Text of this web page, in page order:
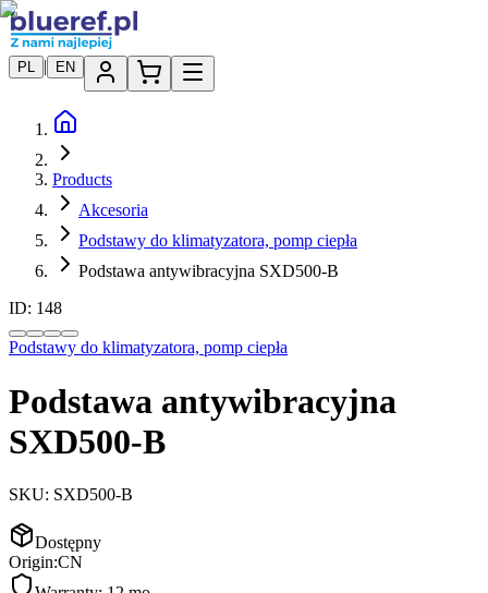
PL | EN
Products
Akcesoria
Podstawy do klimatyzatora, pomp ciepła
Podstawa antywibracyjna SXD500-B
ID: 148
Podstawy do klimatyzatora, pomp ciepła
Podstawa antywibracyjna
SXD500-B
SKU: SXD500-B
Dostępny
Origin:CN